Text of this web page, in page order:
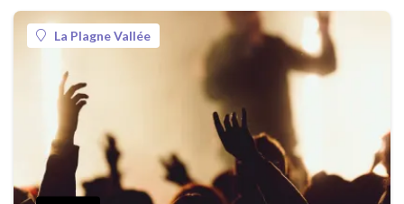
La Plagne Vallée